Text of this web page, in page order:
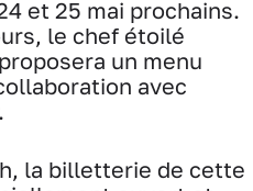
et 25 mai prochains.
le chef étoilé
un menu
avec
la billetterie de cette